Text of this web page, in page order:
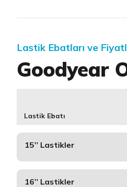
Lastik Ebatları ve
Goodyear
Lastik Ebatı
15’’ Lastikler
16’’ Lastikler